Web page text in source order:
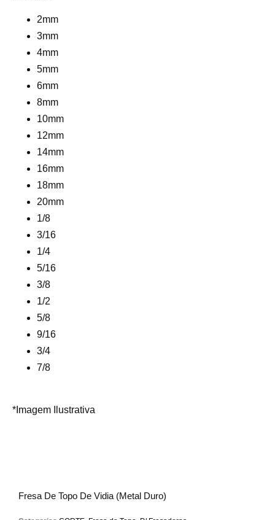
2mm
3mm
4mm
5mm
6mm
8mm
10mm
12mm
14mm
16mm
18mm
20mm
1/8
3/16
1/4
5/16
3/8
1/2
5/8
9/16
3/4
7/8
*Imagem Ilustrativa
Fresa De Topo De Vidia (Metal Duro)